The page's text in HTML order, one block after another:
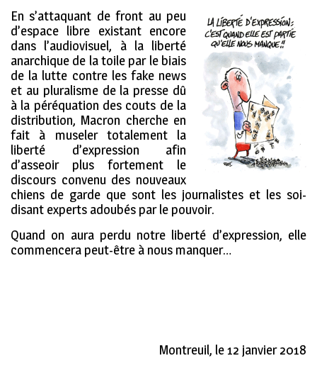
En s’attaquant de front au peu
d’espace libre existant encore
dans l’audiovisuel, à la liberté
anarchique de la toile par le biais
de la lutte contre les fake news
et au pluralisme de la presse dû
à la péréquation des couts de la
distribution, Macron cherche en
fait à museler totalement la
liberté d’expression afin
d’asseoir plus fortement le
discours convenu des nouveaux
chiens de garde que sont les journalistes et les soi-
disant experts adoubés par le pouvoir.
Quand on aura perdu notre liberté d’expression, elle
commencera peut-être à nous manquer…
Montreuil, le 12 janvier 2018